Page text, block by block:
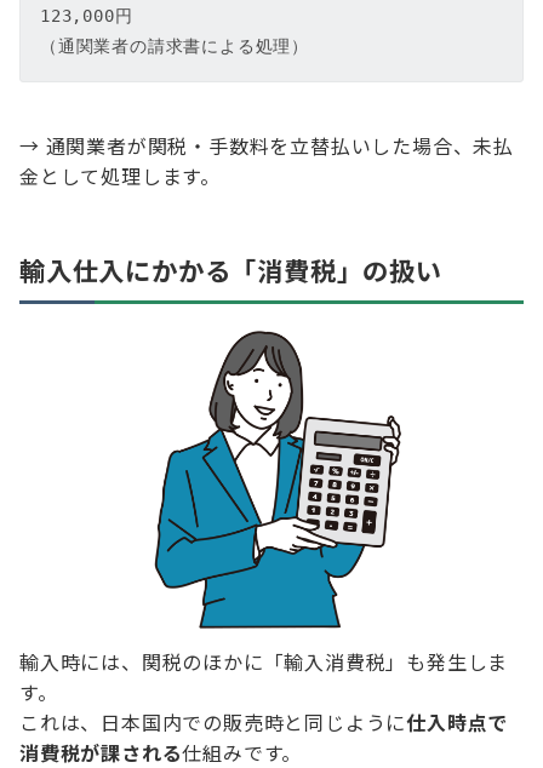
123,000円
（通関業者の請求書による処理）
→ 通関業者が関税・手数料を立替払いした場合、未払
金として処理します。
輸入仕入にかかる「消費税」の扱い
輸入時には、関税のほかに「輸入消費税」も発生しま
す。
これは、日本国内での販売時と同じように仕入時点で
消費税が課される仕組みです。